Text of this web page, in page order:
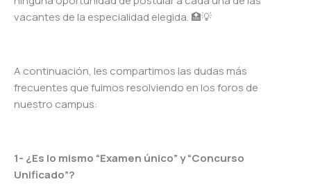
vacantes de la especialidad elegida. 🏥💡
A continuación, les compartimos las dudas más
frecuentes que fuimos resolviendo en los foros de
nuestro campus:
1- ¿Es lo mismo “Examen único” y “Concurso
Unificado”?